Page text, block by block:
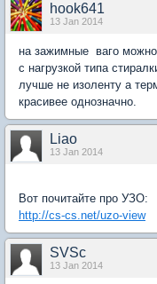
hook641
13 Jan 2014
на зажимные ваго
с нагрузкой типа
лучше не изоленту а
красивее однозначно.
Liao
13 Jan 2014
Вот почитайте про УЗО:
http://cs-cs.net/uzo-view
SVSc
13 Jan 2014